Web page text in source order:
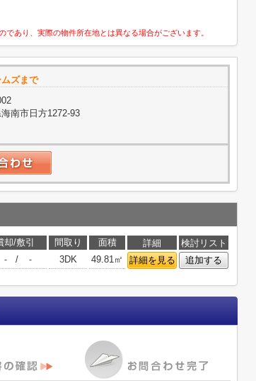
あり、実際の物件所在地とは異なる場合がございます。
ズまで
南市日方1272-93
/敷引 間取り 面積 詳細
検討リスト
- / - 3DK 49.81㎡ 詳細を見る 追加する